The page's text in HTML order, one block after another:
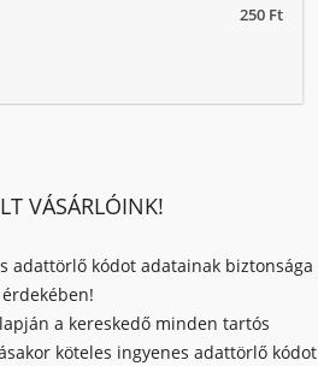
250 Ft
VÁSÁRLÓINK!
adattörlő kódot adatainak biztonsága
érdekében!
a kereskedő minden tartós
köteles ingyenes adattörlő kódot